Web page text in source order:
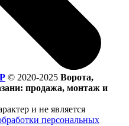
© 2020-2025 Ворота,
продажа, монтаж и
и не является
персональных